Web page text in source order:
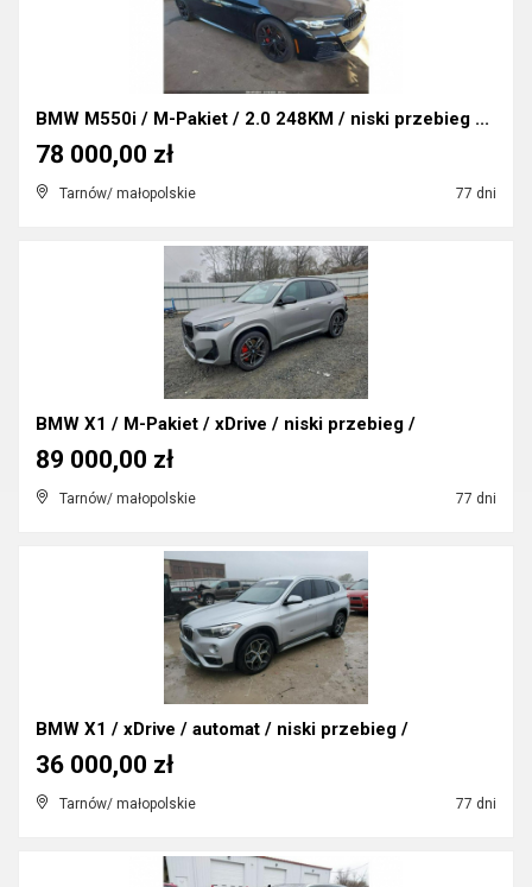
BMW M550i / M-Pakiet / 2.0 248KM / niski przebieg ...
Tarnów/ małopolskie 77 dni
78 000,00 zł
BMW X1 / M-Pakiet / xDrive / niski przebieg /
Tarnów/ małopolskie 77 dni
89 000,00 zł
BMW X1 / xDrive / automat / niski przebieg /
Tarnów/ małopolskie 77 dni
36 000,00 zł